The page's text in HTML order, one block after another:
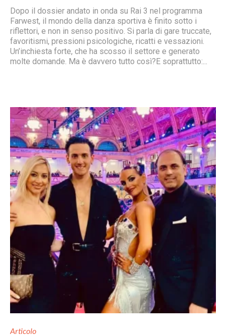
Dopo il dossier andato in onda su Rai 3 nel programma
Farwest, il mondo della danza sportiva è finito sotto i
riflettori, e non in senso positivo. Si parla di gare truccate,
favoritismi, pressioni psicologiche, ricatti e vessazioni.
Un’inchiesta forte, che ha scosso il settore e generato
molte domande. Ma è davvero tutto così?E soprattutto:...
Articolo